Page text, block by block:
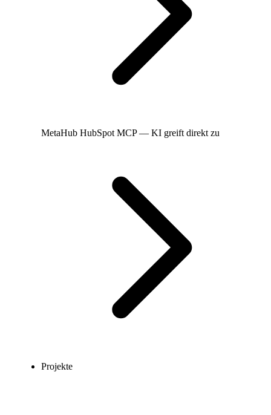
MetaHub HubSpot MCP — KI greift direkt zu
Projekte